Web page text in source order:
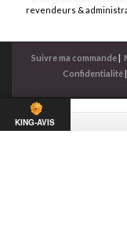
revendeurs &
Suivre ma commande|
Confidentialité|
KING-AVIS